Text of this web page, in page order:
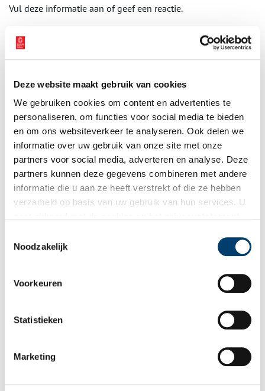
Deze website maakt gebruik van cookies
We gebruiken cookies om content en advertenties te
personaliseren, om functies voor social media te bieden
en om ons websiteverkeer te analyseren. Ook delen we
informatie over uw gebruik van onze site met onze
partners voor social media, adverteren en analyse. Deze
partners kunnen deze gegevens combineren met andere
informatie die u aan ze heeft verstrekt of die ze hebben
verzameld op basis van uw gebruik van hun services. U
Noodzakelijk
Voorkeuren
Statistieken
Marketing
Vul deze informatie aan of geef een reactie.
Vereiste velden zijn gemarkeerd met *. Het e-mailadres wordt niet
Naam*
E-mail*
Vink dit aan als u op de hoogte gehouden wil worden.